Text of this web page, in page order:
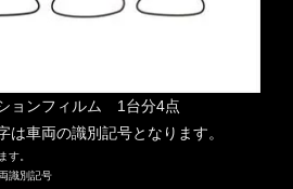
ョンフィルム 1台分4点
は車両の識別記号となります。
す。
識別記号